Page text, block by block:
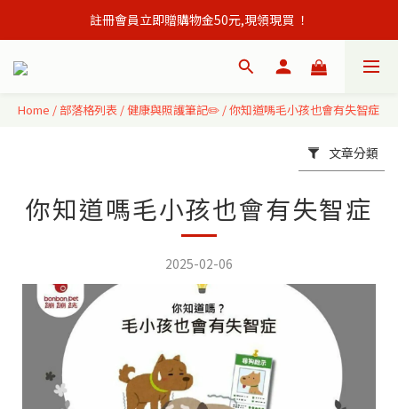
會員單筆訂單滿500元免運出貨！
註冊會員立即贈購物金50元,現領現買 ！
會員單筆訂單滿500元免運出貨！
Home / 部落格列表 /健康與照護筆記✏️ /你知道嗎毛小孩也會有失智症
文章分類
你知道嗎毛小孩也會有失智症
2025-02-06